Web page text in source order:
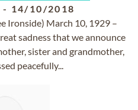
- 14/10/2018
Ironside) March 10, 1929 –
sadness that we announce
sister and grandmother,
peacefully...